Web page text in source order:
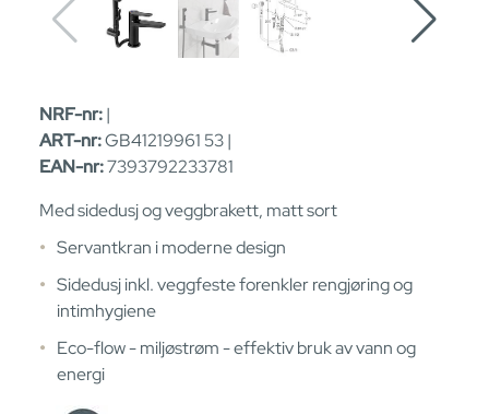
NRF-nr:|
ART-nr:GB41219961 53 |
EAN-nr:7393792233781
Med sidedusj og veggbrakett, matt sort
Servantkran i moderne design
Sidedusj inkl. veggfeste forenkler rengjøring og
intimhygiene
Eco-flow - miljøstrøm - effektiv bruk av vann og
energi